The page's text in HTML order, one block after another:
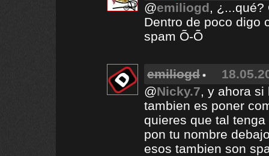
@emiliogd, ¿...qué?
Dentro de poco digo
spam Õ-Õ
emiliogd
@Nicky.7, y ahora si
tambien es poner
quieres que tal
pon tu nombre
esos tambien son